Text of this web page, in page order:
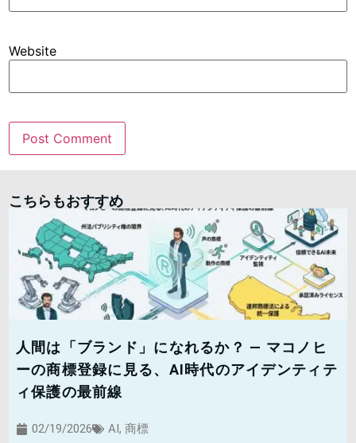
Website
こちらもおすすめ
人間は「ブランド」になれるか？ — マコノヒ
ーの商標登録に見る、AI時代のアイデンティテ
ィ保護の最前線
02/19/2026 AI , 商標